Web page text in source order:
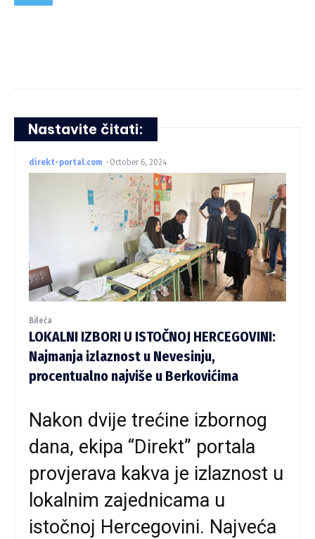
Nastavite čitati:
direkt-portal.com - October 6, 2024
Bileća
LOKALNI IZBORI U ISTOČNOJ HERCEGOVINI:
Najmanja izlaznost u Nevesinju,
procentualno najviše u Berkovićima
Nakon dvije trećine izbornog
dana, ekipa “Direkt” portala
provjerava kakva je izlaznost u
lokalnim zajednicama u
istočnoj Hercegovini. Najveća